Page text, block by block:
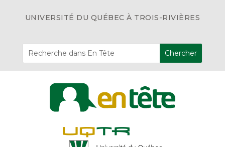
UNIVERSITÉ DU QUÉBEC À TROIS-RIVIÈRES